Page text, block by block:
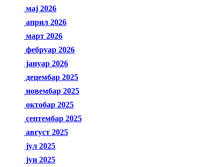
мај 2026
април 2026
март 2026
фебруар 2026
јануар 2026
децембар 2025
новембар 2025
октобар 2025
септембар 2025
август 2025
јул 2025
јун 2025